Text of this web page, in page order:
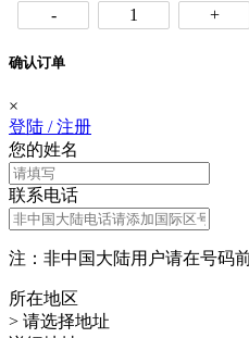
- 1 +
确认订单
×
登陆 /注册
您的姓名
联系电话
注：非中国大陆用户请在号码
所在地区
> 请选择地址